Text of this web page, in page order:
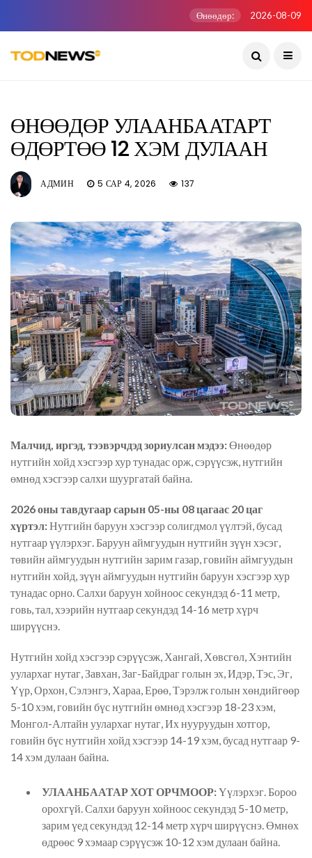
Өнөөдөр: 2026-08-09
ӨНӨӨДӨР УЛААНБААТАРТ
ӨДӨРТӨӨ 12 ХЭМ ДУЛААН
АДМИН 5 САР 4, 2026 137
Малчид, иргэд, тээвэрчдэд зориулсан мэдээ:Өнөөдөр
нутгийн хойд хэсгээр хур тунадас орж, сэрүүсэж, нутгийн
өмнөд хэсгээр салхи шуургатай байна.
2026 оны тавдугаар сарын 05-ны 08 цагаас 20 цаг
хүртэл:Нутгийн баруун хэсгээр солигдмол үүлтэй, бусад
нутгаар үүлэрхэг. Баруун аймгуудын нутгийн зүүн хэсэг,
төвийн аймгуудын нутгийн зарим газар, говийн аймгуудын
нутгийн хойд, зүүн аймгуудын нутгийн баруун хэсгээр хур
тунадас орно. Салхи баруун хойноос секундэд 6-11 метр,
говь, тал, хээрийн нутгаар секундэд 14-16 метр хүрч
ширүүснэ.
Нутгийн хойд хэсгээр сэрүүсэж, Хангай, Хөвсгөл, Хэнтийн
уулархаг нутаг, Завхан, Заг-Байдраг голын эх, Идэр, Тэс, Эг,
Үүр, Орхон, Сэлэнгэ, Хараа, Ерөө, Тэрэлж голын хөндийгөөр
5-10 хэм, говийн бүс нутгийн өмнөд хэсгээр 18-23 хэм,
Монгол-Алтайн уулархаг нутаг, Их нууруудын хотгор,
говийн бүс нутгийн хойд хэсгээр 14-19 хэм, бусад нутгаар 9-
14 хэм дулаан байна.
УЛААНБААТАР ХОТ ОРЧМООР:Үүлэрхэг. Бороо
орохгүй. Салхи баруун хойноос секундэд 5-10 метр,
зарим үед секундэд 12-14 метр хүрч ширүүснэ. Өмнөх
өдрөөс 9 хэмаар сэрүүсэж 10-12 хэм дулаан байна.